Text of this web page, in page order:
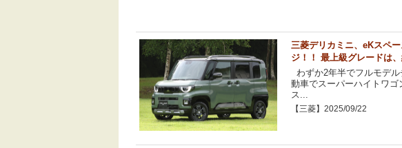
三菱デリカミニ、eKスペ
ジ！！ 最上級グレードは、
わずか2年半でフルモデ
動車でスーパーハイトワ
ス...
【三菱】2025/09/22